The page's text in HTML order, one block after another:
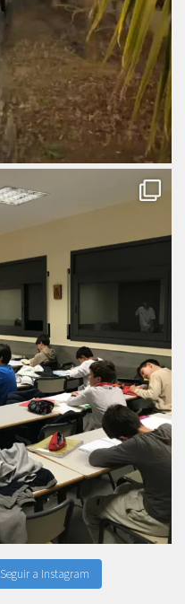
Seguir a Instagram